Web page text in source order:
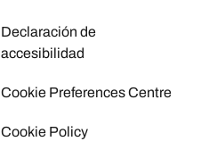
Declaración de
accesibilidad
Cookie Preferences Centre
Cookie Policy